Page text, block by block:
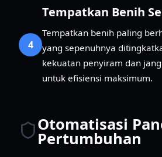
4
Tempatkan Benih
Tempatkan benih paling
yang sepenuhnya
kekuatan penyiram dan
untuk efisiensi maksimum.
Otomatisasi
Pertumbuhan